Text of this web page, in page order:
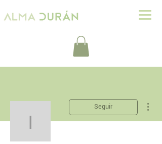
inezbarrera3
Seguir